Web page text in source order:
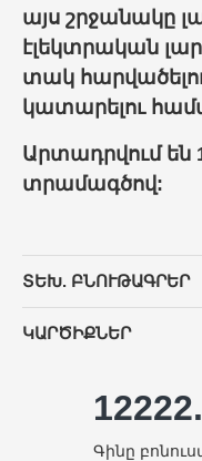
այս շրջանակը
էլեկտրական
տակ
կատարելու
Արտադրվում են
տրամագծով:
ՏԵԽ. ԲՆՈՒԹԱԳՐԵՐ
ԿԱՐԾԻՔՆԵՐ
Գինը